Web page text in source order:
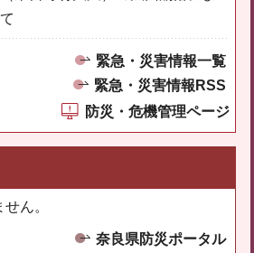
緊急・災害情報一覧
緊急・災害情報RSS
防災・危機管理ページ
ん。
奈良県防災ポータル